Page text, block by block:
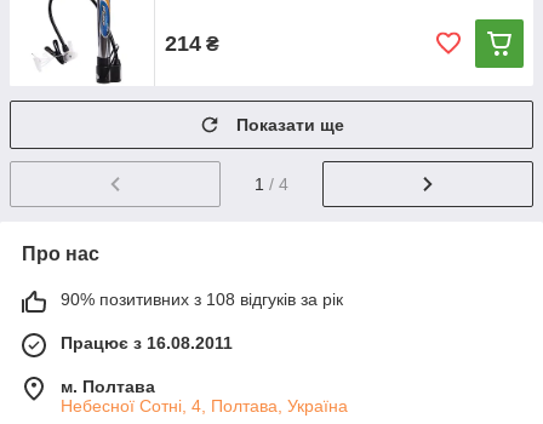
214 ₴
Показати ще
1 / 4
Про нас
90% позитивних з 108 відгуків за рік
Працює з 16.08.2011
м. Полтава
Небесної Сотні, 4, Полтава, Україна